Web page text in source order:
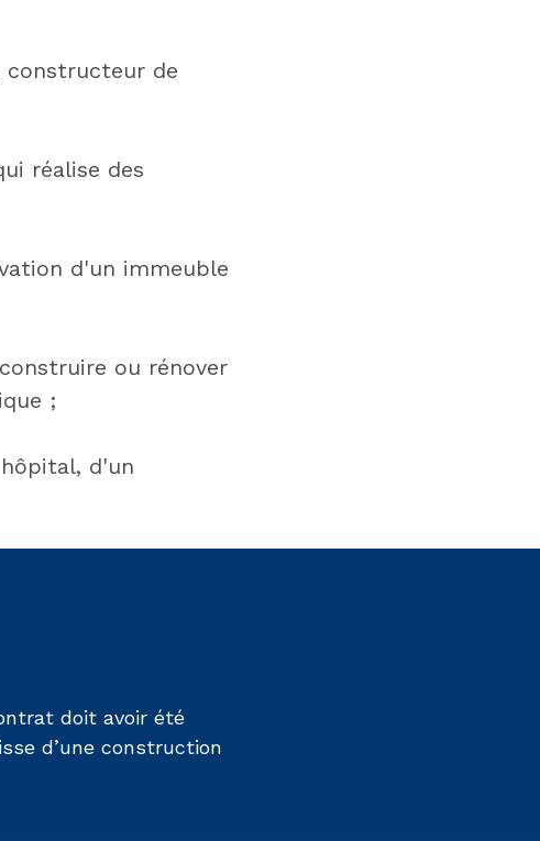
constructeur de
réalise des
d'un immeuble
ou rénover
;
d'un
doit avoir été
d’une construction